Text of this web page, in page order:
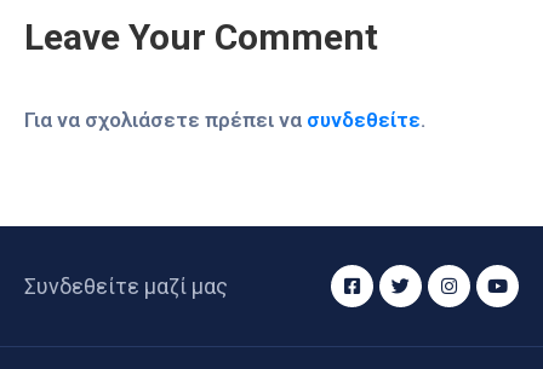
Leave Your Comment
Για να σχολιάσετε πρέπει να συνδεθείτε.
Συνδεθείτε μαζί μας